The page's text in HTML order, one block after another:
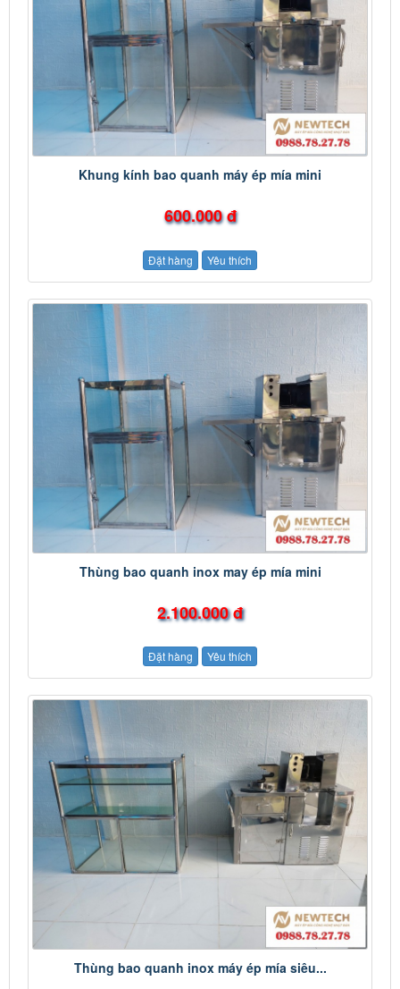
Khung kính bao quanh máy ép mía mini
600.000 đ
Đặt hàng Yêu thích
Thùng bao quanh inox may ép mía mini
2.100.000 đ
Đặt hàng Yêu thích
Thùng bao quanh inox máy ép mía siêu...